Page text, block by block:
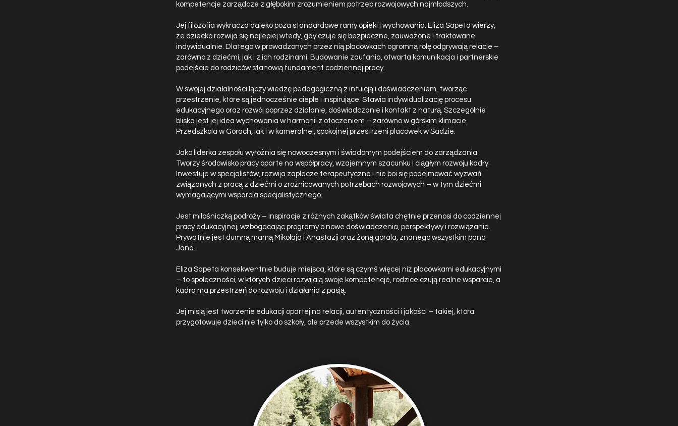
kompetencje zarządcze z głębokim zrozumieniem potrzeb rozwojowych najmłodszych.
Jej filozofia wykracza daleko poza standardowe ramy opieki i wychowania. Eliza Sapeta wierzy,
że dziecko rozwija się najlepiej wtedy, gdy czuje się bezpieczne, zauważone i traktowane
indywidualnie. Dlatego w prowadzonych przez nią placówkach ogromną rolę odgrywają relacje –
zarówno z dziećmi, jak i z ich rodzinami. Budowanie zaufania, otwarta komunikacja i partnerskie
podejście do rodziców stanowią fundament codziennej pracy.
W swojej działalności łączy wiedzę pedagogiczną z intuicją i doświadczeniem, tworząc
przestrzenie, które są jednocześnie ciepłe i inspirujące. Stawia indywidualizację procesu
edukacyjnego oraz rozwój poprzez działanie, doświadczanie i kontakt z naturą. Szczególnie
bliska jest jej idea wychowania w harmonii z otoczeniem – zarówno w górskim klimacie
Przedszkola w Górach, jak i w kameralnej, spokojnej przestrzeni placówek w Sadzie.
Jako liderka zespołu wyróżnia się nowoczesnym i świadomym podejściem do zarządzania.
Tworzy środowisko pracy oparte na współpracy, wzajemnym szacunku i ciągłym rozwoju kadry.
Inwestuje w specjalistów, rozwija zaplecze terapeutyczne i nie boi się podejmować wyzwań
związanych z pracą z dziećmi o zróżnicowanych potrzebach rozwojowych – w tym dziećmi
wymagającymi wsparcia specjalistycznego.
Jest miłośniczką podróży – inspiracje z różnych zakątków świata chętnie przenosi do codziennej
pracy edukacyjnej, wzbogacając programy o nowe doświadczenia, perspektywy i rozwiązania.
Prywatnie jest dumną mamą Mikołaja i Anastazji oraz żoną górala, znanego wszystkim pana
Jana.
Eliza Sapeta konsekwentnie buduje miejsca, które są czymś więcej niż placówkami edukacyjnymi
– to społeczności, w których dzieci rozwijają swoje kompetencje, rodzice czują realne wsparcie, a
kadra ma przestrzeń do rozwoju i działania z pasją.
Jej misją jest tworzenie edukacji opartej na relacji, autentyczności i jakości – takiej, która
przygotowuje dzieci nie tylko do szkoły, ale przede wszystkim do życia.